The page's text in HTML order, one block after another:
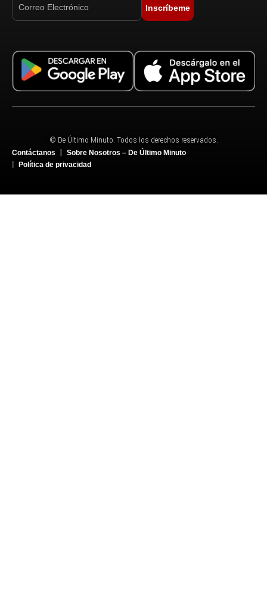
Inscríbeme
© De Último Minuto. Todos los derechos reservados.
Contáctanos
Sobre Nosotros – De Último Minuto
Política de privacidad